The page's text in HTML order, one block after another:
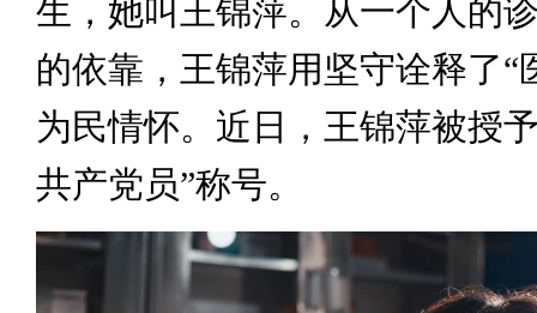
生，她叫王锦萍。从一个人的
的依靠，王锦萍用坚守诠释了“
为民情怀。近日，王锦萍被授
共产党员”称号。